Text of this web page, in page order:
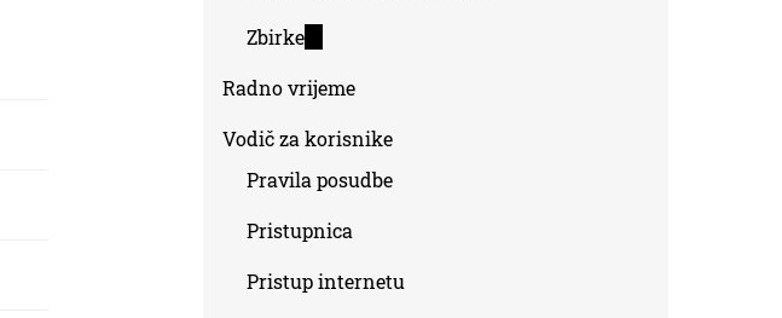
Zbirke(link
external)
Radno vrijeme
Vodič za korisnike
Pravila posudbe
Pristupnica
Pristup internetu